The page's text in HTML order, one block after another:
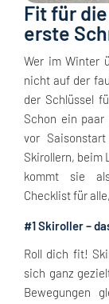
Fit für
erste
Wer im Winter
nicht auf der
der Schlüssel
Schon ein paar
vor
Skirollern, beim
kommt sie
Checklist für
#1 Skiroller –
Roll dich fit!
sich ganz
Bewegungen